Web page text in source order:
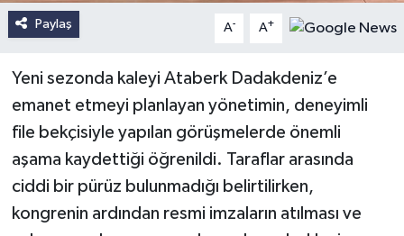
Paylaş A- A+
Yeni sezonda kaleyi Ataberk Dadakdeniz’e
emanet etmeyi planlayan yönetimin, deneyimli
file bekçisiyle yapılan görüşmelerde önemli
aşama kaydettiği öğrenildi. Taraflar arasında
ciddi bir pürüz bulunmadığı belirtilirken,
kongrenin ardından resmi imzaların atılması ve